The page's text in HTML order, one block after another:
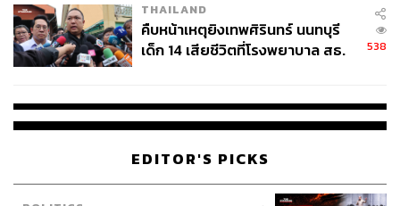
ABOUT THE AUTHOR
กองบรรณาธิการ THE STANDARD
ABOUT THE PHOTOGRAPHER
ณาฌารัฐ ภักดีอาสา
ช่างภาพข่าว ประจำสำนักข่าว THE
THAILAND
คืบหน้าเหตุยิงเทพศิรินทร์ นนทบุรี
เด็ก 14 เสียชีวิตที่โรงพยาบาล สธ.
538
EDITOR'S PICKS